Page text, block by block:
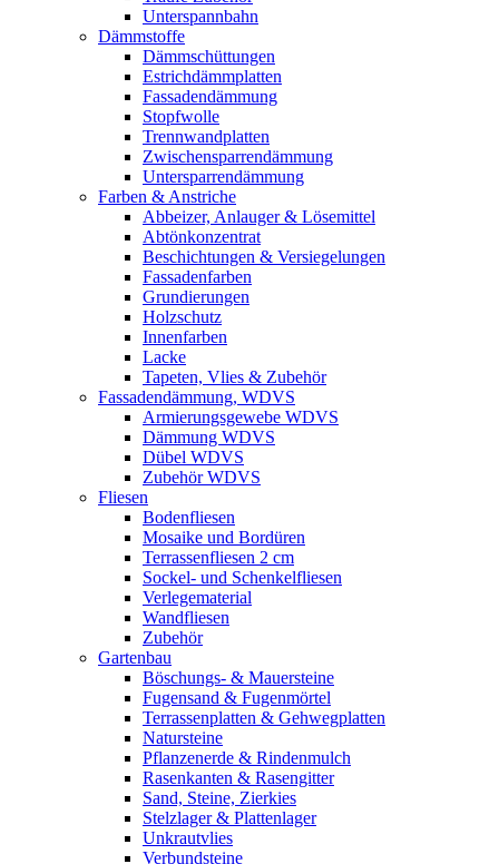
Unterspannbahn
Dämmstoffe
Dämmschüttungen
Estrichdämmplatten
Fassadendämmung
Stopfwolle
Trennwandplatten
Zwischensparrendämmung
Untersparrendämmung
Farben & Anstriche
Abbeizer, Anlauger & Lösemittel
Abtönkonzentrat
Beschichtungen & Versiegelungen
Fassadenfarben
Grundierungen
Holzschutz
Innenfarben
Lacke
Tapeten, Vlies & Zubehör
Fassadendämmung, WDVS
Armierungsgewebe WDVS
Dämmung WDVS
Dübel WDVS
Zubehör WDVS
Fliesen
Bodenfliesen
Mosaike und Bordüren
Terrassenfliesen 2 cm
Sockel- und Schenkelfliesen
Verlegematerial
Wandfliesen
Zubehör
Gartenbau
Böschungs- & Mauersteine
Fugensand & Fugenmörtel
Terrassenplatten & Gehwegplatten
Natursteine
Pflanzenerde & Rindenmulch
Rasenkanten & Rasengitter
Sand, Steine, Zierkies
Stelzlager & Plattenlager
Unkrautvlies
Verbundsteine